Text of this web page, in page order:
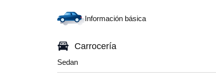
Información básica
Carrocería
Sedan